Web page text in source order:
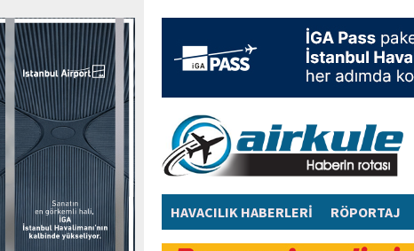
HAVACILIK HABERLERİ RÖPORTAJ